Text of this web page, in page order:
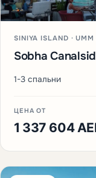
SINIYA ISLAND ·
Sobha
1-3 спальни
ЦЕНА ОТ
1 337 604